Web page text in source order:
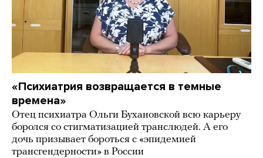
«Психиатрия возвращается в темные
времена»
Отец психиатра Ольги Бухановской всю карьеру
боролся со стигматизацией транслюдей. А его
дочь призывает бороться с «эпидемией
трансгендерности» в России